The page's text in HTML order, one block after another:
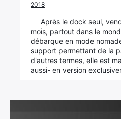
2018
Après le dock seul,
mois, partout dans le
débarque en mode
support permettant de la
d'autres termes, elle est
aussi- en version